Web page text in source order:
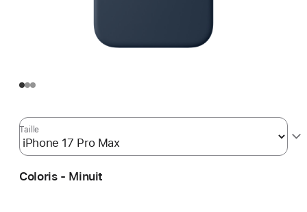
Taille
Coloris - Minuit